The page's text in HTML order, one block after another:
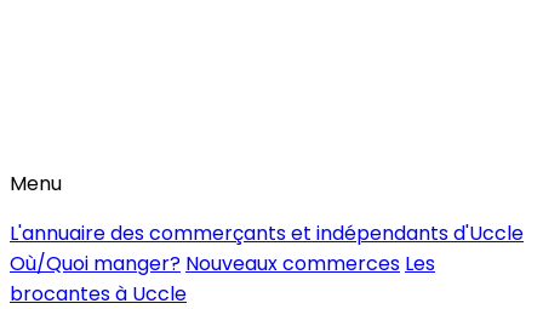
Menu
L'annuaire des commerçants et indépendants d'Uccle
Où/Quoi manger? Nouveaux commerces Les
brocantes à Uccle